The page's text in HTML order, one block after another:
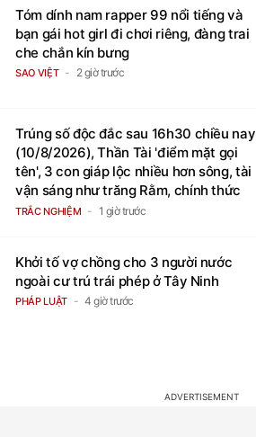
Tóm dính nam rapper 99 nổi tiếng và
bạn gái hot girl đi chơi riêng, đàng trai
che chắn kín bưng
SAO VIỆT 2 giờ trước
Trúng số độc đắc sau 16h30 chiều nay
(10/8/2026), Thần Tài 'điểm mặt gọi
tên', 3 con giáp lộc nhiều hơn sông, tài
vận sáng như trăng Rằm, chính thức
hết khổ
TRẮC NGHIỆM 1 giờ trước
Khởi tố vợ chồng cho 3 người nước
ngoài cư trú trái phép ở Tây Ninh
PHÁP LUẬT 4 giờ trước